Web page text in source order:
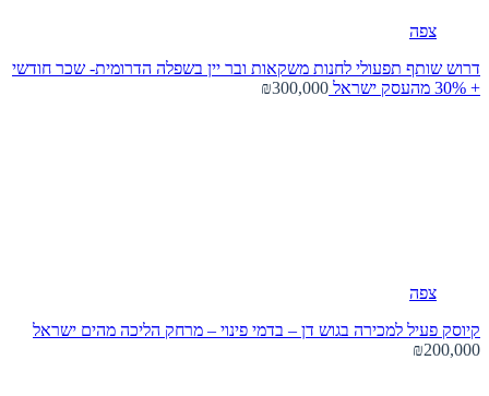
צפה
דרוש שותף תפעולי לחנות משקאות ובר יין בשפלה הדרומית- שכר חודשי
+ 30% מהעסק
ישראל ₪300,000
צפה
קיוסק פעיל למכירה בגוש דן – בדמי פינוי – מרחק הליכה מהים ישראל
₪200,000